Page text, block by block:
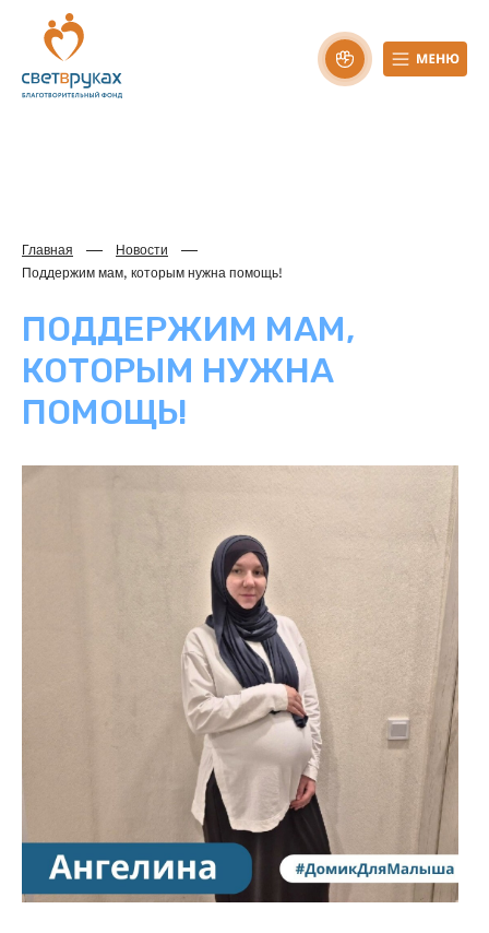
Главная
Новости
Поддержим мам, которым нужна помощь!
ПОДДЕРЖИМ МАМ,
КОТОРЫМ НУЖНА
ПОМОЩЬ!